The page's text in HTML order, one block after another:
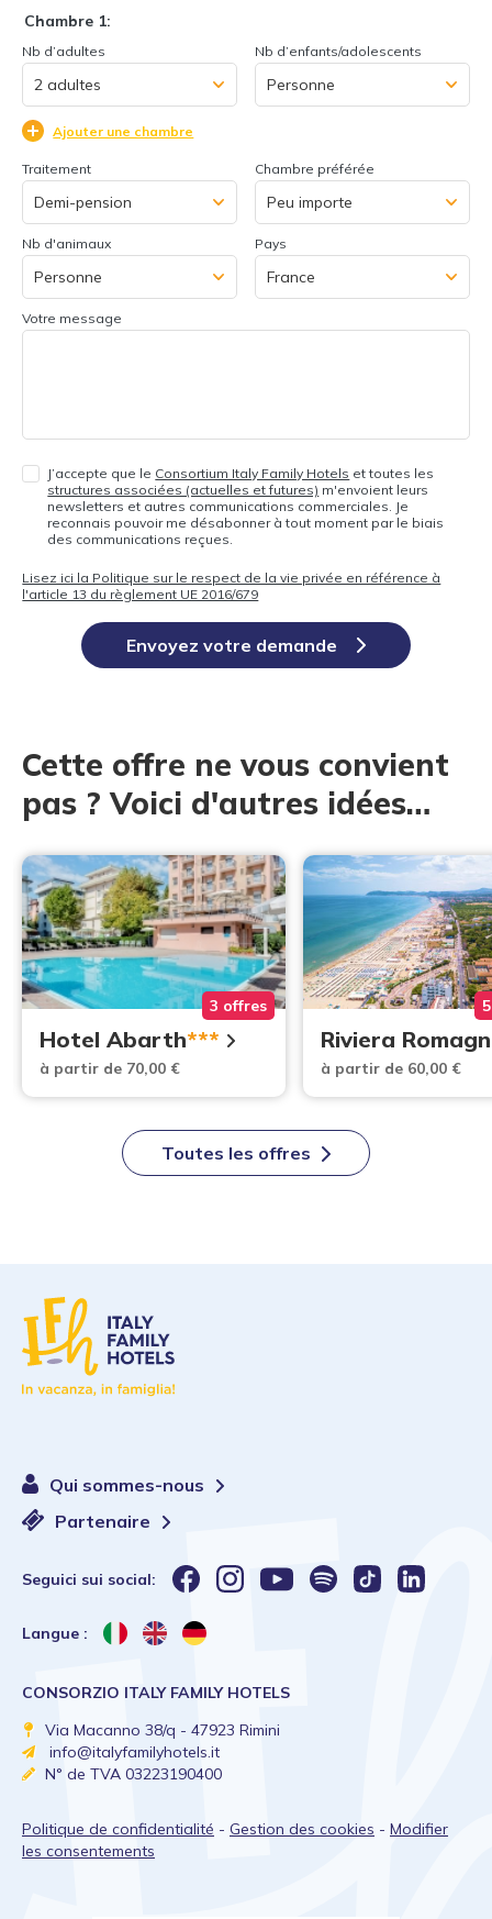
Chambre 1:
Nb d’adultes Nb d’enfants/adolescents
Ajouter une chambre
Traitement Chambre préférée
Nb d'animaux Pays
Votre message
J’accepte que le Consortium Italy Family Hotels et toutes les
structures associées (actuelles et futures) m'envoient leurs
newsletters et autres communications commerciales. Je
reconnais pouvoir me désabonner à tout moment par le biais
des communications reçues.
Lisez ici la Politique sur le respect de la vie privée en référence à
l'article 13 du règlement UE 2016/679
Envoyez votre demande
Cette offre ne vous convient
pas ? Voici d'autres idées…
3 offres
Hotel Abarth***
à partir de 70,00 €
Riviera
à partir de 60,00 €
Toutes les offres
Qui sommes-nous
Partenaire
Seguici sui social:
Langue :
CONSORZIO ITALY FAMILY HOTELS
Via Macanno 38/q - 47923 Rimini
info@italyfamilyhotels.it
N° de TVA 03223190400
Politique de confidentialité - Gestion des cookies - Modifier
les consentements